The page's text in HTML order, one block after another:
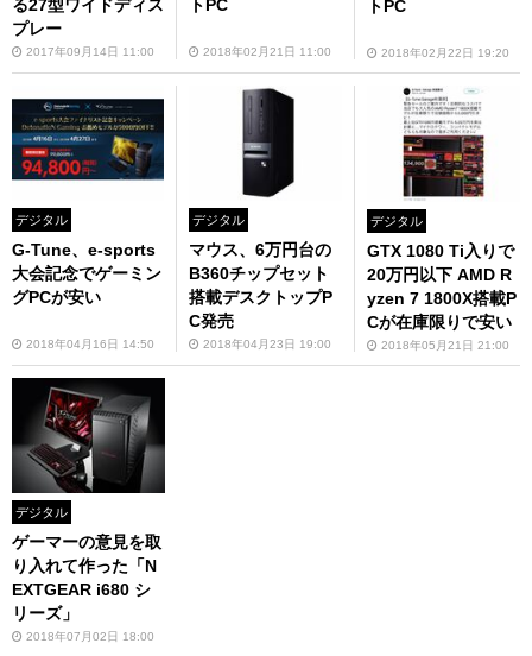
る27型ワイドディス
プレー
2017年09月14日 11:00
トPC
2018年02月21日 11:00
トPC
2018年02月22日 19:20
デジタル
G-Tune、e-sports
大会記念でゲーミン
グPCが安い
2018年04月16日 14:50
デジタル
マウス、6万円台の
B360チップセット
搭載デスクトップP
C発売
2018年04月23日 19:00
デジタル
GTX 1080 Ti入りで
20万円以下 AMD R
yzen 7 1800X搭載P
Cが在庫限りで安い
2018年05月21日 21:00
デジタル
ゲーマーの意見を取
り入れて作った「N
EXTGEAR i680 シ
リーズ」
2018年07月02日 18:00